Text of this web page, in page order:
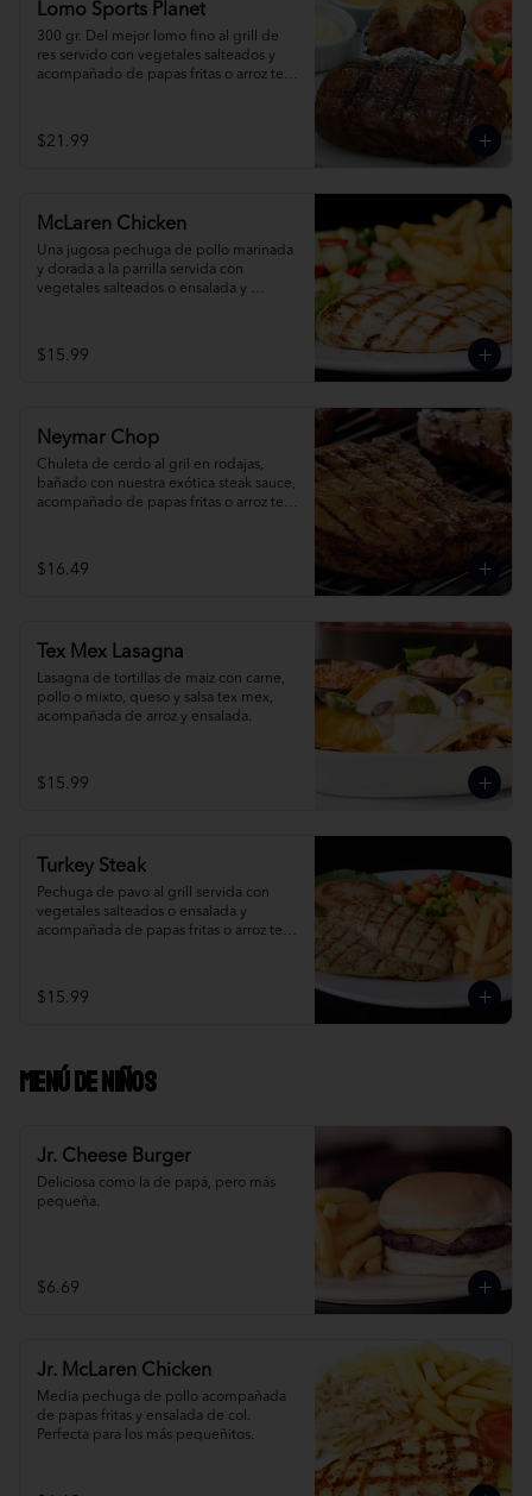
Lomo Sports Planet
300 gr. Del mejor lomo fino al grill de
res servido con vegetales salteados y
acompañado de papas fritas o arroz tex
$21.99
McLaren Chicken
Una jugosa pechuga de pollo marinada
y dorada a la parrilla servida con
vegetales salteados o ensalada y
$15.99
Neymar Chop
Chuleta de cerdo al gril en rodajas,
bañado con nuestra exótica steak sauce,
acompañado de papas fritas o arroz tex
$16.49
Tex Mex Lasagna
Lasagna de tortillas de maiz con carne,
pollo o mixto, queso y salsa tex mex,
acompañada de arroz y ensalada.
$15.99
Turkey Steak
Pechuga de pavo al grill servida con
vegetales salteados o ensalada y
acompañada de papas fritas o arroz tex
$15.99
Menú de niños
Jr. Cheese Burger
Deliciosa como la de papá, pero más
pequeña.
$6.69
Jr. McLaren Chicken
Media pechuga de pollo acompañada
de papas fritas y ensalada de col.
Perfecta para los más pequeñitos.